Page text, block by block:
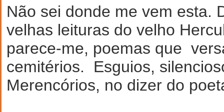
Não sei donde me vem esta.
velhas leituras do velho
parece-me, poemas que
cemitérios. Esguios,
Merencórios, no dizer do